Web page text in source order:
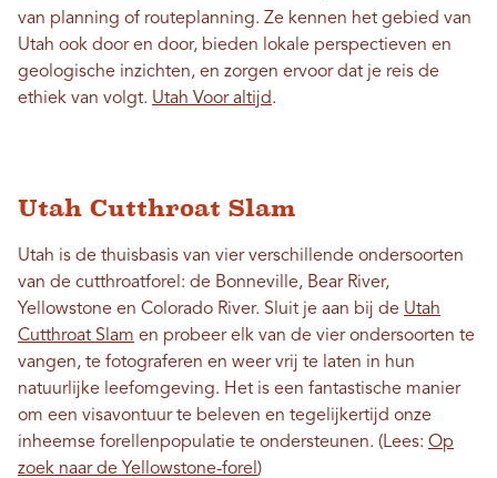
van planning of routeplanning. Ze kennen het gebied van
Utah ook door en door, bieden lokale perspectieven en
geologische inzichten, en zorgen ervoor dat je reis de
ethiek van volgt. Utah Voor altijd.
Utah Cutthroat Slam
Utah is de thuisbasis van vier verschillende ondersoorten
van de cutthroatforel: de Bonneville, Bear River,
Yellowstone en Colorado River. Sluit je aan bij de Utah
Cutthroat Slam en probeer elk van de vier ondersoorten te
vangen, te fotograferen en weer vrij te laten in hun
natuurlijke leefomgeving. Het is een fantastische manier
om een ​​visavontuur te beleven en tegelijkertijd onze
inheemse forellenpopulatie te ondersteunen. (Lees: Op
zoek naar de Yellowstone-forel )